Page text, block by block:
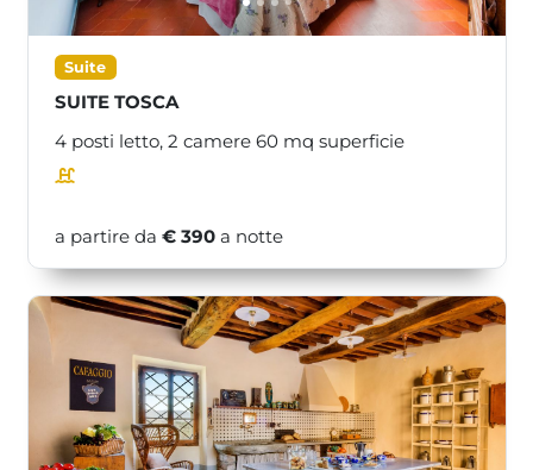
Suite
SUITE TOSCA
4 posti letto, 2 camere 60 mq superficie
a partire da € 390 a notte
<< >>